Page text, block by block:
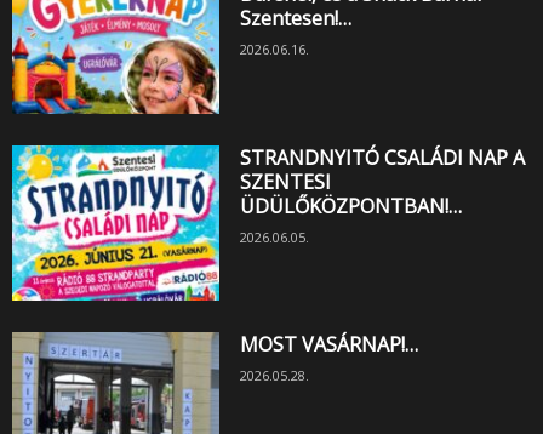
Szentesen!…
2026.06.16.
STRANDNYITÓ CSALÁDI NAP A
SZENTESI
ÜDÜLŐKÖZPONTBAN!…
2026.06.05.
MOST VASÁRNAP!…
2026.05.28.